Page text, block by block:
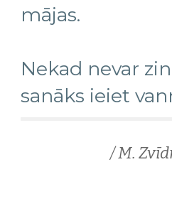
mājas.
Nekad nevar
sanāks ieiet
/ M.